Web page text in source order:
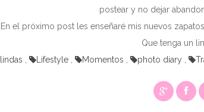
postear y no dejar
En el próximo post les enseñaré mis nuevos
Que tenga un
Lifestyle Momentos photo diary